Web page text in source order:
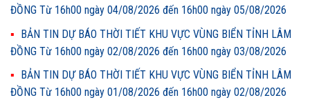
ĐỒNG Từ 16h00 ngày 04/08/2026 đến 16h00 ngày 05/08/2026
BẢN TIN DỰ BÁO THỜI TIẾT KHU VỰC VÙNG BIỂN TỈNH LÂM
ĐỒNG Từ 16h00 ngày 02/08/2026 đến 16h00 ngày 03/08/2026
BẢN TIN DỰ BÁO THỜI TIẾT KHU VỰC VÙNG BIỂN TỈNH LÂM
ĐỒNG Từ 16h00 ngày 01/08/2026 đến 16h00 ngày 02/08/2026